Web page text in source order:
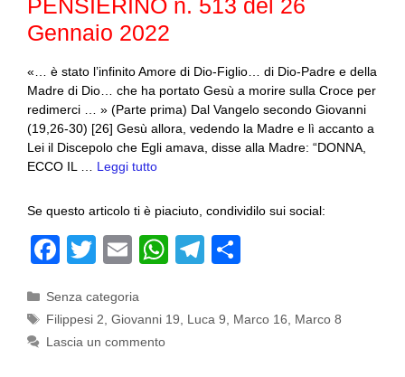
k
PENSIERINO n. 513 del 26
Gennaio 2022
«… è stato l’infinito Amore di Dio-Figlio… di Dio-Padre e della
Madre di Dio… che ha portato Gesù a morire sulla Croce per
redimerci … » (Parte prima) Dal Vangelo secondo Giovanni
(19,26-30) [26] Gesù allora, vedendo la Madre e lì accanto a
Lei il Discepolo che Egli amava, disse alla Madre: “DONNA,
ECCO IL … Leggi tutto
Se questo articolo ti è piaciuto, condividilo sui social:
F
c
e
T
tt
er
E
ail
W
at
s
T
e
gr
n
Categorie
Senza categoria
Tag
Filippesi 2 ,Giovanni 19 Luca 9 Marco 16
Marco 8
Lascia un commento